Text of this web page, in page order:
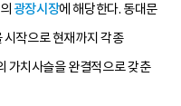
광장시장에 해당한다. 동대문
작으로 현재까지 각종
가치사슬을 완결적으로 갖춘